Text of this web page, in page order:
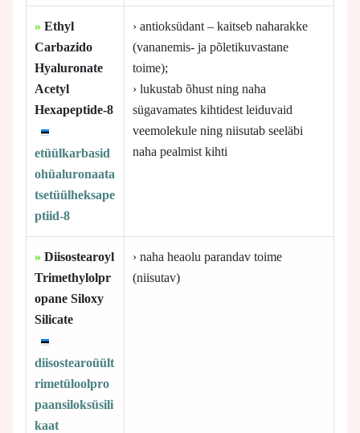
» Ethyl
Carbazido
Hyaluronate
Acetyl
Hexapeptide-8
etüülkarbasid
ohüaluronaata
tsetüülheksape
ptiid-8
› antioksüdant – kaitseb naharakke
(vananemis- ja põletikuvastane
toime);
› lukustab õhust ning naha
sügavamates kihtidest leiduvaid
veemolekule ning niisutab seeläbi
naha pealmist kihti
» Diisostearoyl
Trimethylolpr
opane Siloxy
Silicate
diisostearoüült
rimetüloolpro
paansiloksüsili
kaat
› naha heaolu parandav toime
(niisutav)